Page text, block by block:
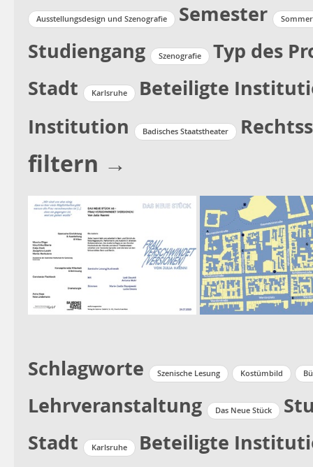
Ausstellungsdesign und Szenografie Semester
Studiengang Szenografie
Typ des
Stadt
Karlsruhe
Beteiligte
Institution
Badisches Staatstheater
filtern →
Schlagworte Szenische Lesung Kostümbild
Lehrveranstaltung Das Neue Stück
Stadt
Karlsruhe
Beteiligte